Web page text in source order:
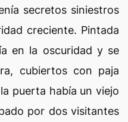
secretos siniestros
creciente. Pintada
en la oscuridad y se
cubiertos con paja
puerta había un viejo
por dos visitantes